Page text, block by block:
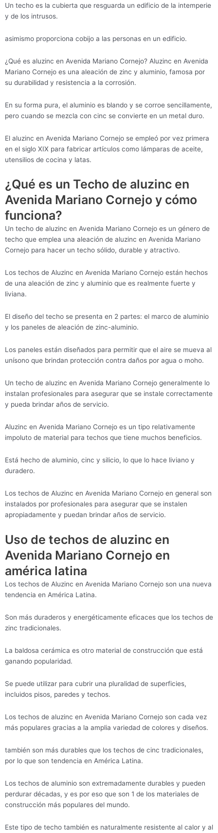
Un techo es la cubierta que resguarda un edificio de la intemperie
y de los intrusos.
asimismo proporciona cobijo a las personas en un edificio.
¿Qué es aluzinc en Avenida Mariano Cornejo? Aluzinc en Avenida
Mariano Cornejo es una aleación de zinc y aluminio, famosa por
su durabilidad y resistencia a la corrosión.
En su forma pura, el aluminio es blando y se corroe sencillamente,
pero cuando se mezcla con cinc se convierte en un metal duro.
El aluzinc en Avenida Mariano Cornejo se empleó por vez primera
en el siglo XIX para fabricar artículos como lámparas de aceite,
utensilios de cocina y latas.
¿Qué es un Techo de aluzinc en
Avenida Mariano Cornejo y cómo
funciona?
Un techo de aluzinc en Avenida Mariano Cornejo es un género de
techo que emplea una aleación de aluzinc en Avenida Mariano
Cornejo para hacer un techo sólido, durable y atractivo.
Los techos de Aluzinc en Avenida Mariano Cornejo están hechos
de una aleación de zinc y aluminio que es realmente fuerte y
liviana.
El diseño del techo se presenta en 2 partes: el marco de aluminio
y los paneles de aleación de zinc-aluminio.
Los paneles están diseñados para permitir que el aire se mueva al
unísono que brindan protección contra daños por agua o moho.
Un techo de aluzinc en Avenida Mariano Cornejo generalmente lo
instalan profesionales para asegurar que se instale correctamente
y pueda brindar años de servicio.
Aluzinc en Avenida Mariano Cornejo es un tipo relativamente
impoluto de material para techos que tiene muchos beneficios.
Está hecho de aluminio, cinc y silicio, lo que lo hace liviano y
duradero.
Los techos de Aluzinc en Avenida Mariano Cornejo en general son
instalados por profesionales para asegurar que se instalen
apropiadamente y puedan brindar años de servicio.
Uso de techos de aluzinc en
Avenida Mariano Cornejo en
américa latina
Los techos de Aluzinc en Avenida Mariano Cornejo son una nueva
tendencia en América Latina.
Son más duraderos y energéticamente eficaces que los techos de
zinc tradicionales.
La baldosa cerámica es otro material de construcción que está
ganando popularidad.
Se puede utilizar para cubrir una pluralidad de superficies,
incluidos pisos, paredes y techos.
Los techos de aluzinc en Avenida Mariano Cornejo son cada vez
más populares gracias a la amplia variedad de colores y diseños.
también son más durables que los techos de cinc tradicionales,
por lo que son tendencia en América Latina.
Los techos de aluminio son extremadamente durables y pueden
perdurar décadas, y es por eso que son 1 de los materiales de
construcción más populares del mundo.
Este tipo de techo también es naturalmente resistente al calor y al